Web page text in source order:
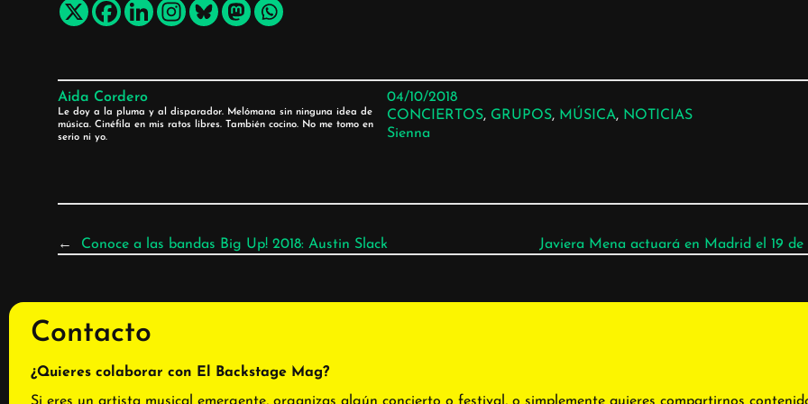
Aida Cordero
Le doy a la pluma y al disparador. Melómana sin ninguna idea de
música. Cinéfila en mis ratos libres. También cocino. No me tomo en
serio ni yo.
04/10/2018
CONCIERTOS, GRUPOS, MÚSICA, NOTICIAS
Sienna
← Conoce a las bandas Big Up! 2018: Austin Slack Javiera Mena actuará en Madrid el 19 de
Contacto
¿Quieres colaborar con El Backstage Mag?